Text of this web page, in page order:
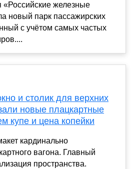
«Российские железные
новый парк пассажирских
с учётом самых частых
и столик для верхних
новые плацкартные
купе и цена копейки
кардинально
вагона. Главный
пространства.